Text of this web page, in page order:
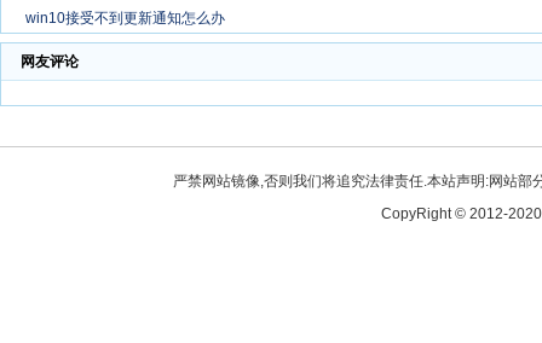
win10接受不到更新通知怎么办
网友评论
严禁网站镜像,否则我们将追究法律责任.本站声明:网站
CopyRight © 2012-